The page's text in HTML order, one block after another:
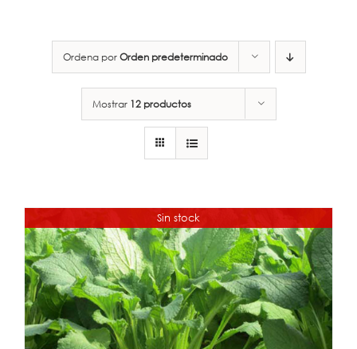
Ordena porOrden predeterminado
Mostrar 12 productos
Sin stock